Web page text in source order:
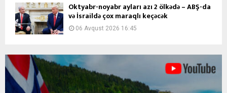
Oktyabr-noyabr ayları azı 2 ölkədə – ABŞ-da
və İsraildə çox maraqlı keçəcək
06 Avqust 2026 16:45